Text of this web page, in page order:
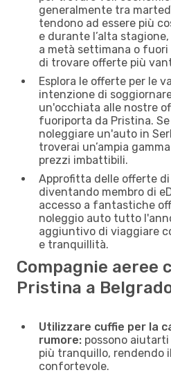
generalmente tra
tendono ad essere più
e durante l’alta
a metà settimana o
di trovare offerte più
Esplora le offerte per le
intenzione di
un'occhiata alle nostre
fuoriporta da Pristina.
noleggiare un'auto in
troverai un’ampia
prezzi imbattibili.
Approfitta delle offerte di
diventando membro di
accesso a fantastiche
noleggio auto tutto
aggiuntivo di viaggiare
e tranquillità.
Compagnie aeree
Pristina a
Utilizzare cuffie per la
rumore: possono
più tranquillo, rendendo
confortevole.